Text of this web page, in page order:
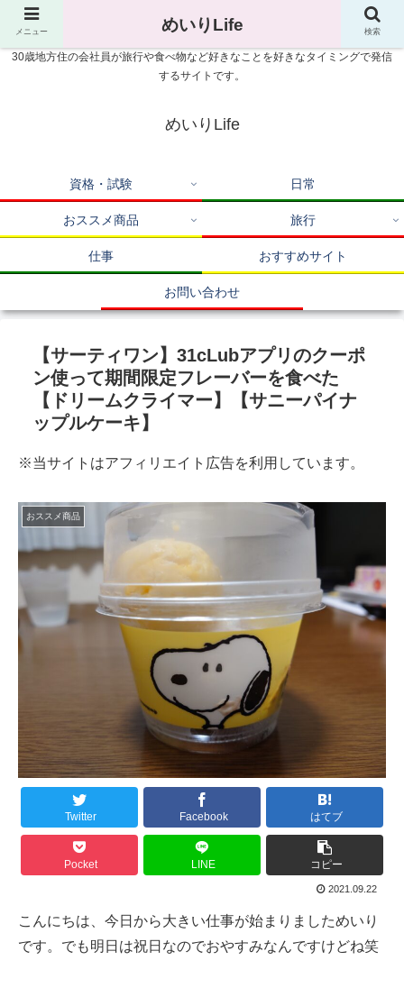
30歳地方住の会社員が旅行や食べ物など好きなことを好きなタイミングで発信
するサイトです。
めいりLife
資格・試験 日常
おススメ商品 旅行
仕事 おすすめサイト
お問い合わせ
【サーティワン】31cLubアプリのクーポ
ン使って期間限定フレーバーを食べた
【ドリームクライマー】【サニーパイナ
ップルケーキ】
※当サイトはアフィリエイト広告を利用しています。
おススメ商品
Twitter Facebook はてブ
Pocket LINE コピー
2021.09.22
こんにちは、今日から大きい仕事が始まりましためいり
です。でも明日は祝日なのでおやすみなんですけどね笑
メニュー めいりLife 検索